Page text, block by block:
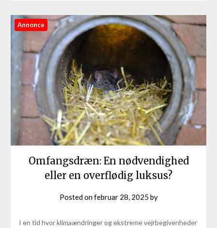
Annonce
Omfangsdræn: En nødvendighed
eller en overflødig luksus?
Posted onfebruar 28, 2025 by
I en tid hvor klimaændringer og ekstreme vejrbegivenheder